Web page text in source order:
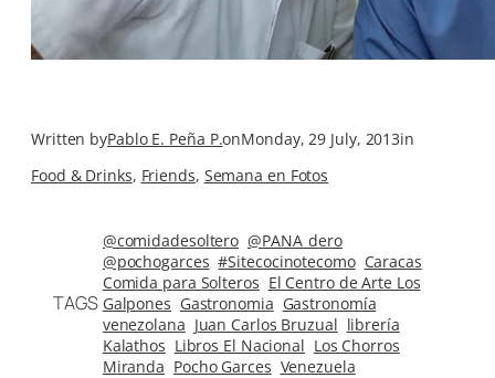
Written byPablo E. Peña P.onMonday, 29 July, 2013in
Food & Drinks, Friends, Semana en Fotos
TAGS
@comidadesoltero @PANA_dero
@pochogarces #Sitecocinotecomo Caracas
Comida para Solteros El Centro de Arte Los
Galpones Gastronomia Gastronomía
venezolana Juan Carlos Bruzual librería
Kalathos Libros El Nacional Los Chorros
Miranda Pocho Garces Venezuela